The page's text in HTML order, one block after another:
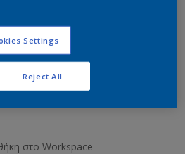
στο Workspace
Settings
Reject All